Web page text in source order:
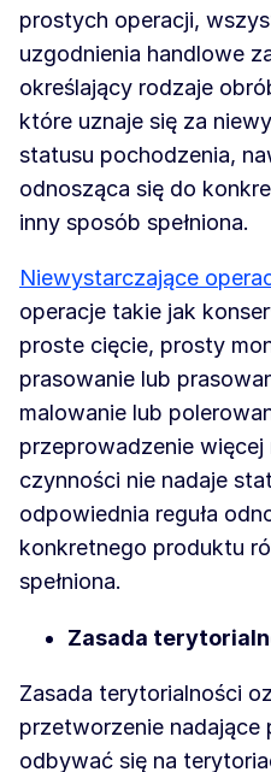
prostych operacji,
uzgodnienia handlowe
określający rodzaje
które uznaje się za
statusu pochodzenia,
odnosząca się do
inny sposób spełniona.
Niewystarczające
operacje takie jak
proste cięcie, prosty
prasowanie lub
malowanie lub
przeprowadzenie
czynności nie nadaje
odpowiednia reguła
konkretnego produktu
spełniona.
Zasada
Zasada terytorialności
przetworzenie nadające
odbywać się na